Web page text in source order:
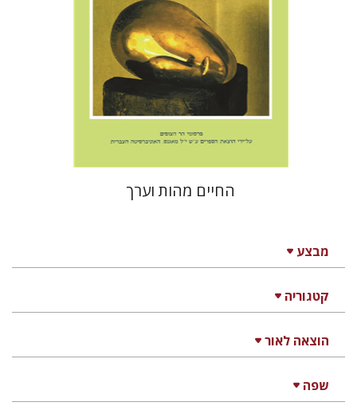
מבצע
קטגוריה
הוצאה לאור
שפה
הנחת אתר ספר אלקטרוני
$20
החיים מהות וערך